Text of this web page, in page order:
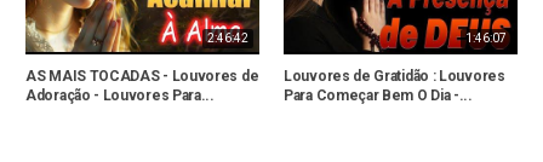
2:46:42
AS MAIS TOCADAS - Louvores de
Adoração - Louvores Para...
1:46:07
Louvores de Gratidão : Louvores
Para Começar Bem O Dia -...